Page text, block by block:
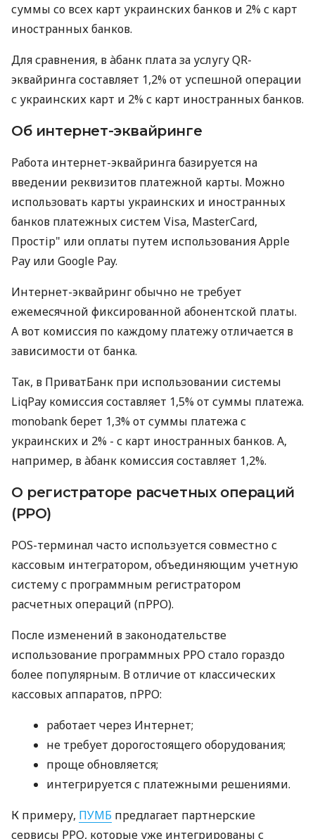
суммы со всех карт украинских банков и 2% с карт
иностранных банков.
Для сравнения, в àбанк плата за услугу QR-
эквайринга составляет 1,2% от успешной операции
с украинских карт и 2% с карт иностранных банков.
Об интернет-эквайринге
Работа интернет-эквайринга базируется на
введении реквизитов платежной карты. Можно
использовать карты украинских и иностранных
банков платежных систем Visa, MasterCard,
Простір" или оплаты путем использования Apple
Pay или Google Pay.
Интернет-эквайринг обычно не требует
ежемесячной фиксированной абонентской платы.
А вот комиссия по каждому платежу отличается в
зависимости от банка.
Так, в ПриватБанк при использовании системы
LiqPay комиссия составляет 1,5% от суммы платежа.
monobank берет 1,3% от суммы платежа с
украинских и 2% - с карт иностранных банков. А,
например, в àбанк комиссия составляет 1,2%.
О регистраторе расчетных операций
(РРО)
POS-терминал часто используется совместно с
кассовым интегратором, объединяющим учетную
систему с программным регистратором
расчетных операций (пРРО).
После изменений в законодательстве
использование программных РРО стало гораздо
более популярным. В отличие от классических
кассовых аппаратов, пРРО:
работает через Интернет;
не требует дорогостоящего оборудования;
проще обновляется;
интегрируется с платежными решениями.
К примеру, ПУМБ предлагает партнерские
сервисы РРО, которые уже интегрированы с